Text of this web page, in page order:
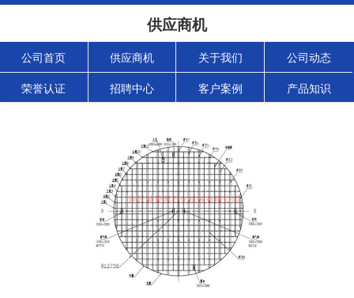
供应商机
公司首页 供应商机 关于我们 公司动态
荣誉认证 招聘中心 客户案例 产品知识